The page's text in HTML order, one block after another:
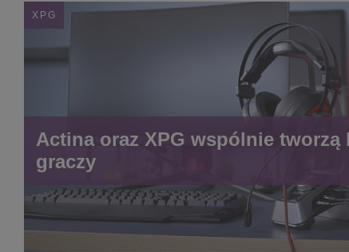
XPG
Actina oraz XPG wspólnie tworzą
graczy